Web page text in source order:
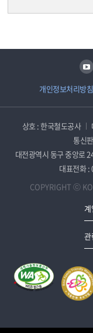
개인정보처리방침
유튜브
상호 : 한국철도공사
통신
대전광역시 동구 중앙로
대표전화 :
COPYRIGHT ⓒ
관